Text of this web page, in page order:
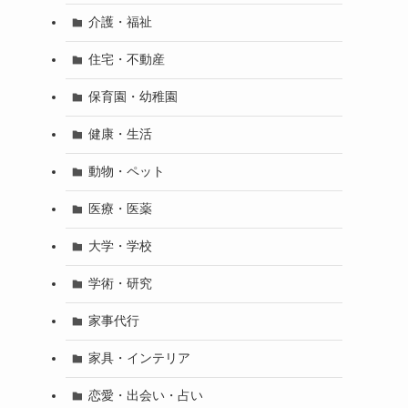
介護・福祉
住宅・不動産
保育園・幼稚園
健康・生活
動物・ペット
医療・医薬
大学・学校
学術・研究
家事代行
家具・インテリア
恋愛・出会い・占い